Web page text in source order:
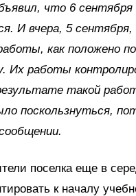
что 6
И вчера, 5
как положено
Их работы
такой
поскользнуться,
поселка еще в
к началу